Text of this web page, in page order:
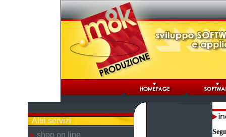
Altri servizi
shop on line